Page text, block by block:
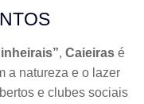
, Caieiras é
a natureza e o lazer
e clubes sociais